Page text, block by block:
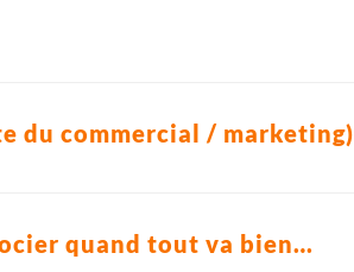
du commercial / marketing)
quand tout va bien…